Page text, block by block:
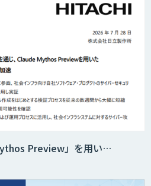
質チェック支援サービス「AI
クトセンター向け応対支援サービ
Dig」 Preview」を用い…